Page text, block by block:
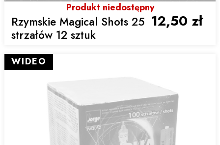
Produkt niedostępny
Rzymskie Magical Shots 25
strzałów 12 sztuk
12,50 zł
WIDEO